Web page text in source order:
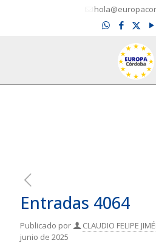
Entradas 4064
Publicado por CLAUDIO FELIPE
junio de 2025